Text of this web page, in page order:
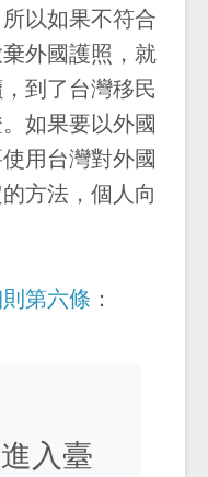
以如果不符合
外國護照，就
到了台灣移民
如果要以外國
用台灣對外國
方法，個人向
第六條 ：
入臺